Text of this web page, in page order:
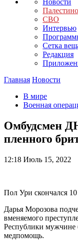
Новости
СВО
Интервью
Сетка
Редакция
Главная Новости
В мире
Военная
Омбудсмен
пленного
12:18 Июль 15, 2022
Пол Ури скончался
Дарья Морозова
вменяемого
Республики мужчине
медпомощь.